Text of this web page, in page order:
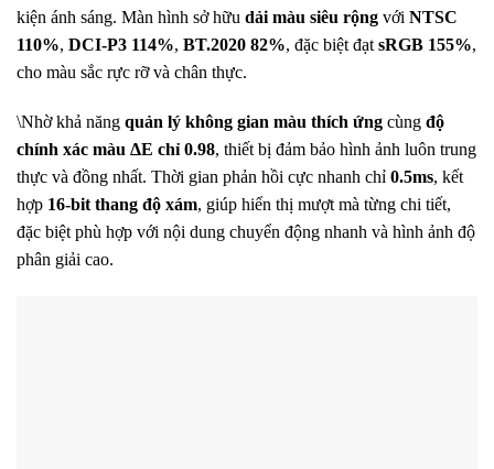
kiện ánh sáng. Màn hình sở hữu dải màu siêu rộng với NTSC
110%, DCI-P3 114%, BT.2020 82%, đặc biệt đạt sRGB 155%,
cho màu sắc rực rỡ và chân thực.
\Nhờ khả năng quản lý không gian màu thích ứng cùng độ
chính xác màu ΔE chỉ 0.98, thiết bị đảm bảo hình ảnh luôn trung
thực và đồng nhất. Thời gian phản hồi cực nhanh chỉ 0.5ms, kết
hợp 16-bit thang độ xám, giúp hiển thị mượt mà từng chi tiết,
đặc biệt phù hợp với nội dung chuyển động nhanh và hình ảnh độ
phân giải cao.